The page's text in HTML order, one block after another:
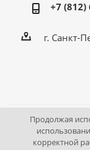
+7 (812)
г. Санкт-
2009 - 2026 ©
Продолжая
корректной